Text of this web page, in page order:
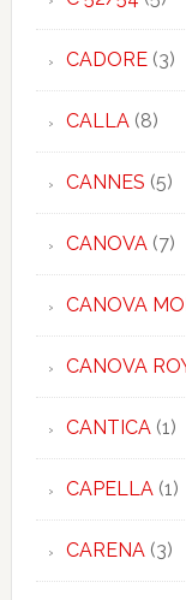
CADORE(3)
CALLA(8)
CANNES (5)
CANOVA(7)
CANOVA
CANOVA
CANTICA(1)
CAPELLA(1)
CARENA(3)